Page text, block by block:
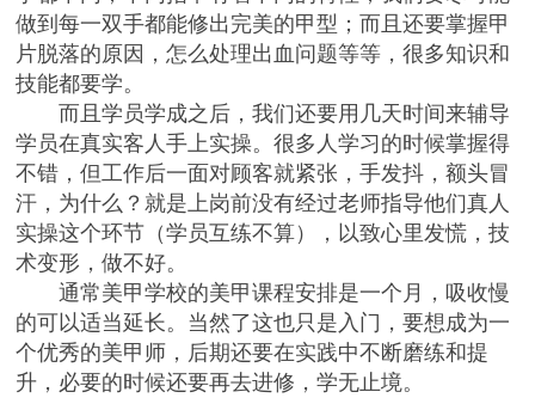
做到每一双手都能修出完美的甲型；而且还要掌握甲
片脱落的原因，怎么处理出血问题等等，很多知识和
技能都要学。
而且学员学成之后，我们还要用几天时间来辅导
学员在真实客人手上实操。很多人学习的时候掌握得
不错，但工作后一面对顾客就紧张，手发抖，额头冒
汗，为什么？就是上岗前没有经过老师指导他们真人
实操这个环节（学员互练不算），以致心里发慌，技
术变形，做不好。
通常美甲学校的美甲课程安排是一个月，吸收慢
的可以适当延长。当然了这也只是入门，要想成为一
个优秀的美甲师，后期还要在实践中不断磨练和提
升，必要的时候还要再去进修，学无止境。